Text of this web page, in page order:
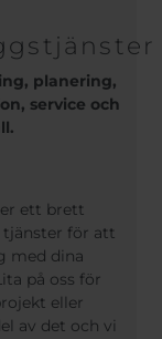
planering,
service och
ett brett
tjänster för att
med dina
på oss för
eller
av det och vi